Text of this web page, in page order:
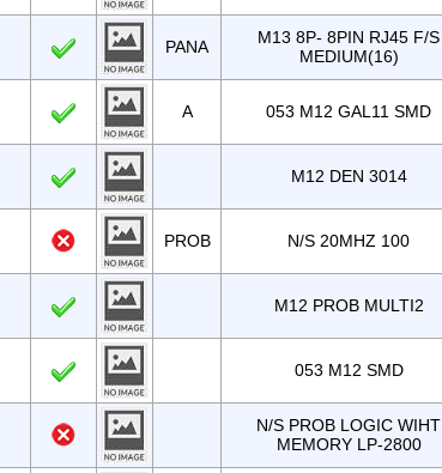
PANA
M13 8P- 8PIN RJ45 F/S
MEDIUM(16)
A 053 M12 GAL11 SMD
M12 DEN 3014
PROB N/S 20MHZ 100
M12 PROB MULTI2
053 M12 SMD
N/S PROB LOGIC WIHT
MEMORY LP-2800